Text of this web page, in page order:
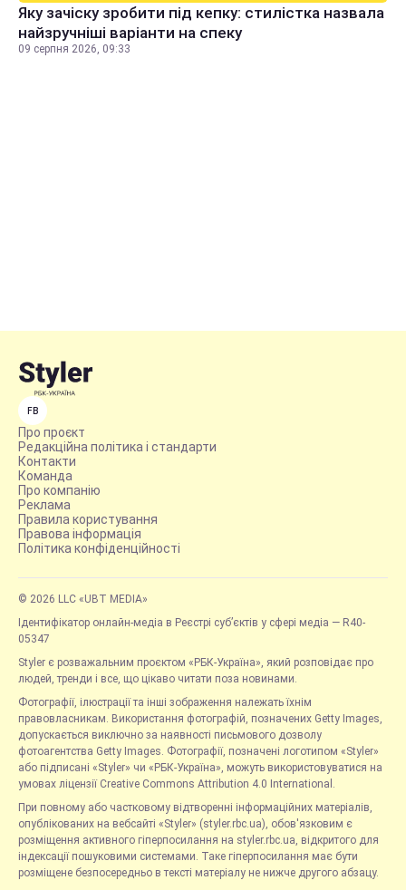
Яку зачіску зробити під кепку: стилістка назвала
найзручніші варіанти на спеку
09 серпня 2026, 09:33
FB
Про проєкт
Редакційна політика і стандарти
Контакти
Команда
Про компанію
Реклама
Правила користування
Правова інформація
Політика конфіденційності
© 2026 LLC «UBT MEDIA»
Ідентифікатор онлайн-медіа в Реєстрі суб’єктів у сфері медіа — R40-
05347
Styler є розважальним проєктом «РБК-Україна», який розповідає про
людей, тренди і все, що цікаво читати поза новинами.
Фотографії, ілюстрації та інші зображення належать їхнім
правовласникам. Використання фотографій, позначених Getty Images,
допускається виключно за наявності письмового дозволу
фотоагентства Getty Images. Фотографії, позначені логотипом «Styler»
або підписані «Styler» чи «РБК-Україна», можуть використовуватися на
умовах ліцензії Creative Commons Attribution 4.0 International.
При повному або частковому відтворенні інформаційних матеріалів,
опублікованих на вебсайті «Styler» (styler.rbc.ua), обов'язковим є
розміщення активного гіперпосилання на styler.rbc.ua, відкритого для
індексації пошуковими системами. Таке гіперпосилання має бути
розміщене безпосередньо в тексті матеріалу не нижче другого абзацу.